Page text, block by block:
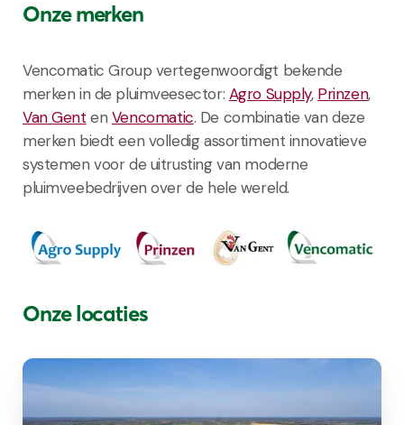
Onze merken
Vencomatic Group vertegenwoordigt bekende
merken in de pluimveesector: Agro Supply, Prinzen,
Van Gent enVencomatic. De combinatie van deze
merken biedt een volledig assortiment innovatieve
systemen voor de uitrusting van moderne
pluimveebedrijven over de hele wereld.
Onze locaties